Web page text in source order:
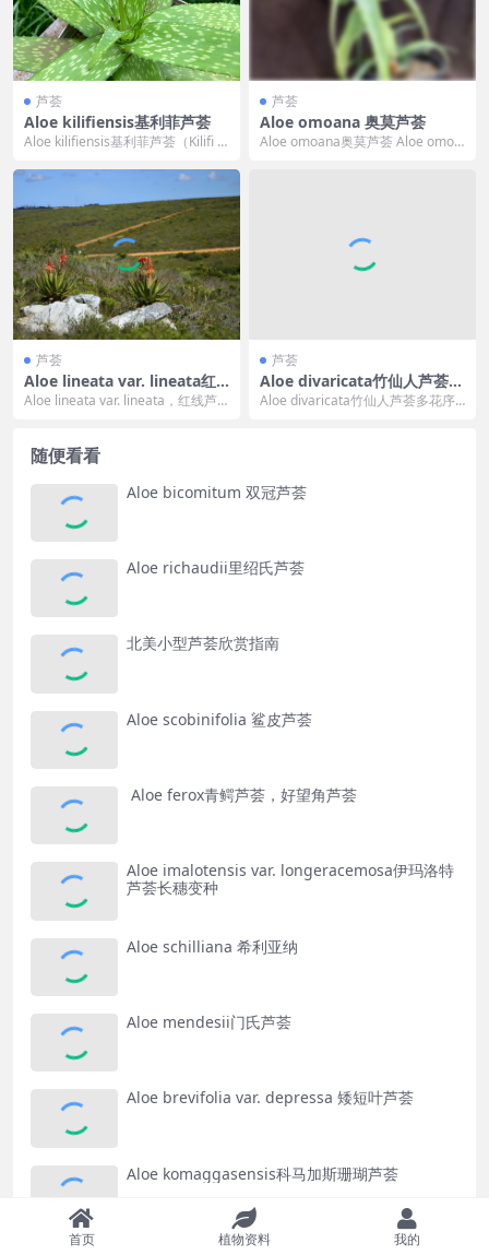
芦荟
Aloe kilifiensis基利菲芦荟
Aloe kilifiensis基利菲芦荟（Kilifi Al
芦荟
Aloe omoana 奥莫芦荟
Aloe omoana奥莫芦荟 Aloe omoa
芦荟
Aloe lineata var. lineata红
线芦荟，条纹芦荟典型变种
Aloe lineata var. lineata，红线芦
芦荟
Aloe divaricata竹仙人芦荟多
花序复合群介绍
Aloe divaricata竹仙人芦荟多花序
随便看看
Aloe bicomitum 双冠芦荟
Aloe richaudii里绍氏芦荟
北美小型芦荟欣赏指南
Aloe scobinifolia 鲨皮芦荟
Aloe ferox青鳄芦荟，好望角芦荟
Aloe imalotensis var. longeracemosa伊玛洛特
芦荟长穗变种
Aloe schilliana 希利亚纳
Aloe mendesii门氏芦荟
Aloe brevifolia var. depressa 矮短叶芦荟
Aloe komaggasensis科马加斯珊瑚芦荟
首页 植物资料 我的